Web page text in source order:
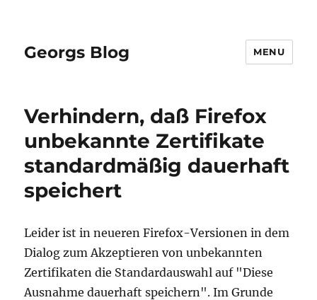
Georgs Blog MENU
Verhindern, daß Firefox
unbekannte Zertifikate
standardmäßig dauerhaft
speichert
Leider ist in neueren Firefox-Versionen in dem
Dialog zum Akzeptieren von unbekannten
Zertifikaten die Standardauswahl auf "Diese
Ausnahme dauerhaft speichern". Im Grunde